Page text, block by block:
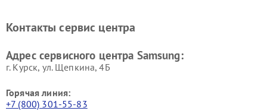
Контакты сервис центра
Адрес сервисного центра Samsung:
г. Курск, ул. Щепкина, 4Б
Горячая линия:
+7 (800) 301-55-83